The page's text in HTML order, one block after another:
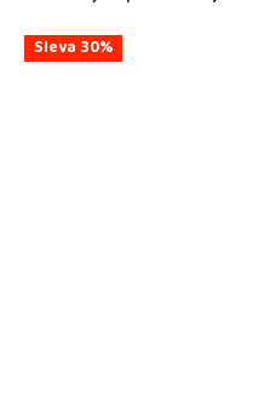
Sleva 30%